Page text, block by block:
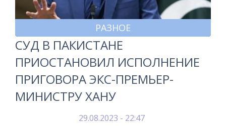
РАЗНОЕ
СУД В ПАКИСТАНЕ
ПРИОСТАНОВИЛ ИСПОЛНЕНИЕ
ПРИГОВОРА ЭКС-ПРЕМЬЕР-
МИНИСТРУ ХАНУ
29.08.2023 - 22:47